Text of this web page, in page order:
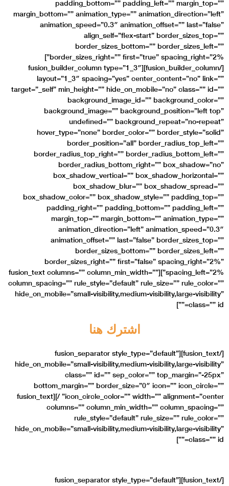
margin_bottom=””
border_sizes_right=”” first=”true” spacing_right=”2%”]
[/
layout=”1_3″
target=”_self”
spacing_left=”2%”][fusion_text
column_spacing=””
[/
icon_circle_color=”” width=”” alignment=”center” /][fusion_text
columns=””
[/